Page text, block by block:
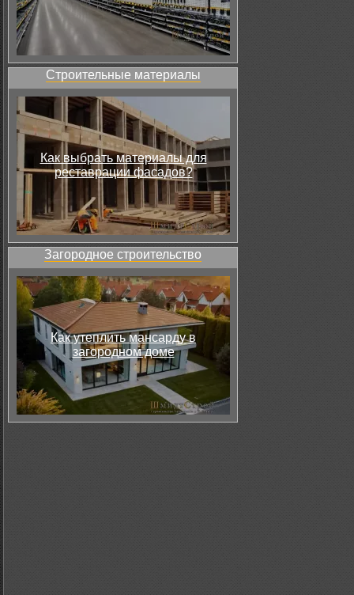
Строительные материалы
Как выбрать материалы для
реставрации фасадов?
Загородное строительство
Как утеплить мансарду в
загородном доме